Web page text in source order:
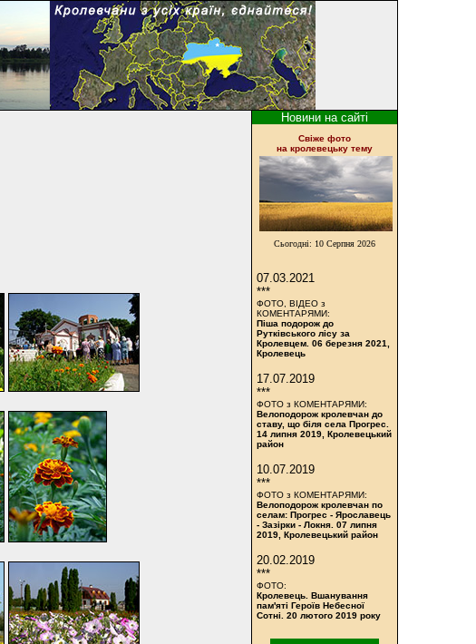
Новини на сайті
Cвіже фото
на кролевецьку тему
Сьогодні: 10 Серпня 2026
07.03.2021
***
ФОТО, ВІДЕО з
КОМЕНТАРЯМИ:
Піша подорож до
Рутківського лісу за
Кролевцем. 06 березня 2021,
Кролевець
17.07.2019
***
ФОТО з КОМЕНТАРЯМИ:
Велоподорож кролевчан до
ставу, що біля села Прогрес.
14 липня 2019, Кролевецький
район
10.07.2019
***
ФОТО з КОМЕНТАРЯМИ:
Велоподорож кролевчан по
селам: Прогрес - Ярославець
- Зазірки - Локня. 07 липня
2019, Кролевецький район
20.02.2019
***
ФОТО:
Кролевець. Вшанування
пам'яті Героїв Небесної
Сотні. 20 лютого 2019 року